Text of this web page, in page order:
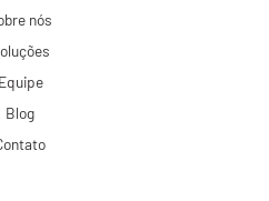
nós
Equipe
Blog